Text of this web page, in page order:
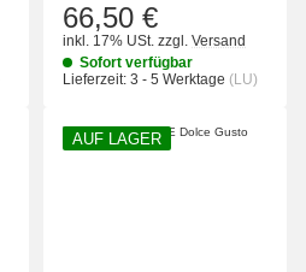
66,50 €
inkl. 17% USt. zzgl. Versand
Sofort verfügbar
Lieferzeit: 3 - 5 Werktage (LU)
AUF LAGER